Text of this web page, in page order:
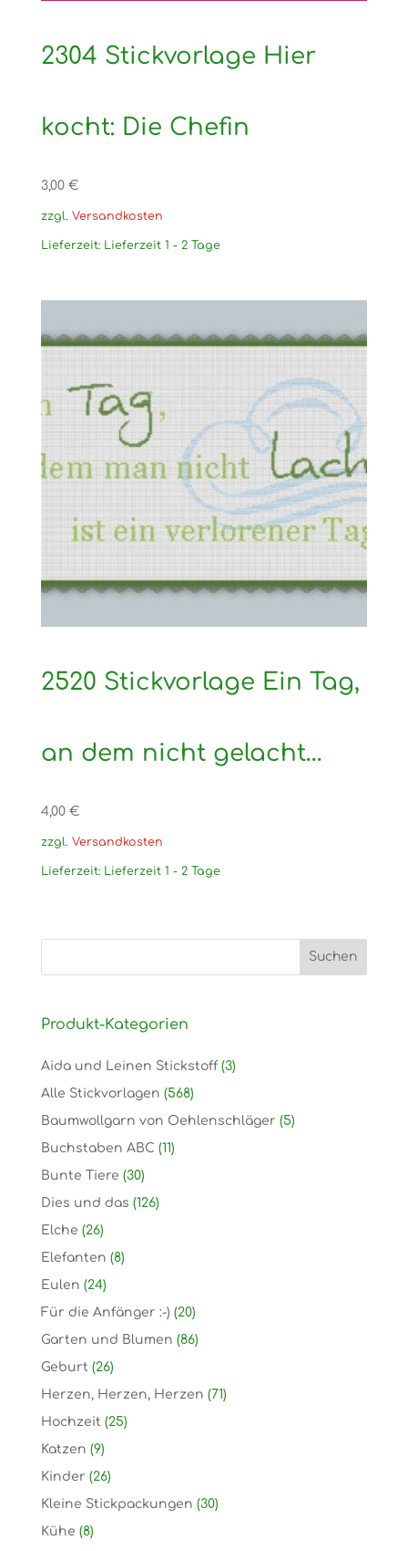
2304 Stickvorlage Hier
kocht: Die Chefin
3,00 €
zzgl. Versandkosten
Lieferzeit: Lieferzeit 1 - 2 Tage
2520 Stickvorlage Ein Tag,
an dem nicht gelacht…
4,00 €
zzgl. Versandkosten
Lieferzeit: Lieferzeit 1 - 2 Tage
Produkt-Kategorien
Aida und Leinen Stickstoff (3)
Alle Stickvorlagen (568)
Baumwollgarn von Oehlenschläger (5)
Buchstaben ABC (11)
Bunte Tiere (30)
Dies und das (126)
Elche (26)
Elefanten (8)
Eulen (24)
Für die Anfänger :-) (20)
Garten und Blumen (86)
Geburt (26)
Herzen, Herzen, Herzen (71)
Hochzeit (25)
Katzen (9)
Kinder (26)
Kleine Stickpackungen (30)
Kühe (8)